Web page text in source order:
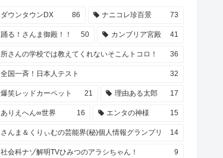
ダウンタウンDX 86 ナニコレ珍百景 73
踊る！さんま御殿！！ 50 カンブリア宮殿 41
所さんの学校では教えてくれないそこんトコロ！ 36
全国一斉！日本人テスト 32
爆笑レッドカーペット 21 理由ある太郎 17
ありえへん∞世界 16 エンタの神様 15
さんま＆くりぃむの芸能界(秘)個人情報グランプリ 14
社会科ナゾ解明TVひみつのアラシちゃん！ 9